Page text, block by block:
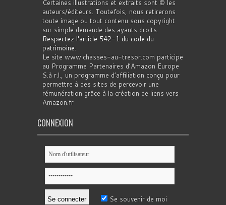
Certaines illustrations et extraits sont © les
auteurs/éditeurs. Toutefois, nous retirerons
toute image ou tout contenu sous copyright
sur simple demande des ayants droits.
Respectez l'article 542-1 du code du
patrimoine.
Le site www.chasses-au-tresor.com participe
au Programme Partenaires d’Amazon Europe
S.à r.l., un programme d’affiliation conçu pour
permettre à des sites de percevoir une
rémunération grâce à la création de liens vers
Amazon.fr
CONNEXION
Se souvenir de moi